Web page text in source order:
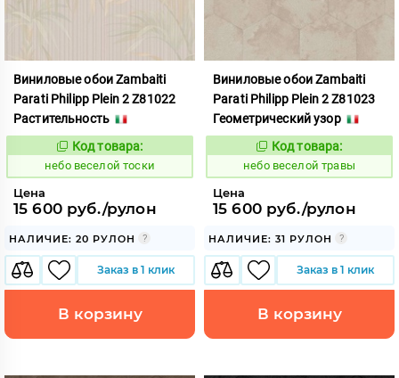
Виниловые обои Zambaiti
Parati Philipp Plein 2 Z81022
Растительность
1110606
Код товара:
небо веселой тоски
Цена
15 600 руб./рулон
НАЛИЧИЕ: 20 РУЛОН
Заказ в 1 клик
В корзину
Виниловые обои Zambaiti
Parati Philipp Plein 2 Z81023
Геометрический узор
1110607
Код товара:
небо веселой травы
Цена
15 600 руб./рулон
НАЛИЧИЕ: 31 РУЛОН
Заказ в 1 клик
В корзину